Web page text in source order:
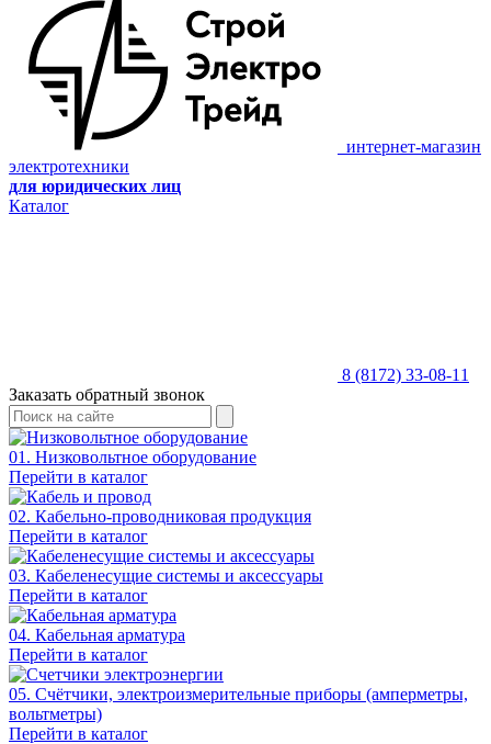
интернет-магазин
электротехники
для юридических лиц
Каталог
8 (8172) 33-08-11
Заказать обратный звонок
01. Низковольтное оборудование
Перейти в каталог
02. Кабельно-проводниковая продукция
Перейти в каталог
03. Кабеленесущие системы и аксессуары
Перейти в каталог
04. Кабельная арматура
Перейти в каталог
05. Счётчики, электроизмерительные приборы (амперметры,
вольтметры)
Перейти в каталог